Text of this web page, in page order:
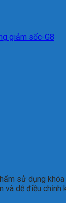
giảm sốc-G8
sử dụng
dễ điều